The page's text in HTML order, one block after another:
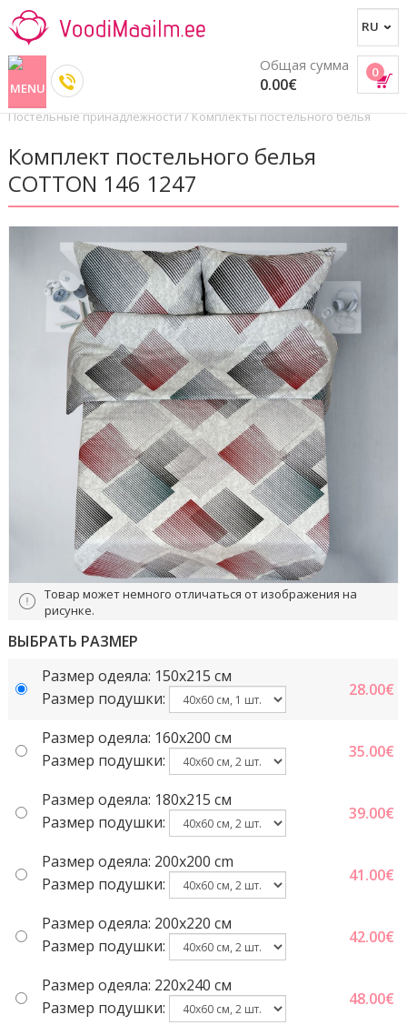
0
Общая сумма
0.00€
Постельные принадлежности/Комплекты постельного белья
Комплект постельного белья
COTTON 146 1247
Товар может немного отличаться от изображения на
рисунке.
ВЫБРАТЬ РАЗМЕР
Размер одеяла: 150x215 cм
Размер подушки:
28.00€
Размер одеяла: 160x200 см
Размер подушки:
35.00€
Размер одеяла: 180x215 см
Размер подушки:
39.00€
Размер одеяла: 200x200 cm
Размер подушки:
41.00€
Размер одеяла: 200x220 cм
Размер подушки:
42.00€
Размер одеяла: 220x240 cм
Размер подушки:
48.00€